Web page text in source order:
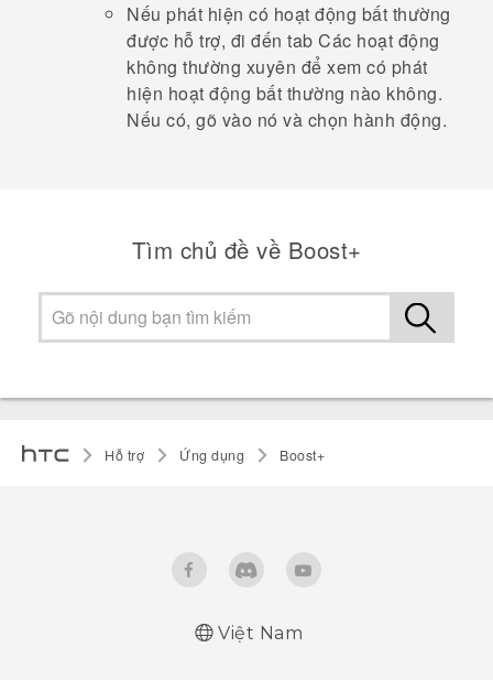
Nếu phát hiện có hoạt động bất thường
được hỗ trợ, đi đến tab Các hoạt động
không thường xuyên để xem có phát
hiện hoạt động bất thường nào không.
Nếu có, gõ vào nó và chọn hành động.
Tìm chủ đề về Boost+
Hỗ trợ Ứng dụng Boost+
Việt Nam